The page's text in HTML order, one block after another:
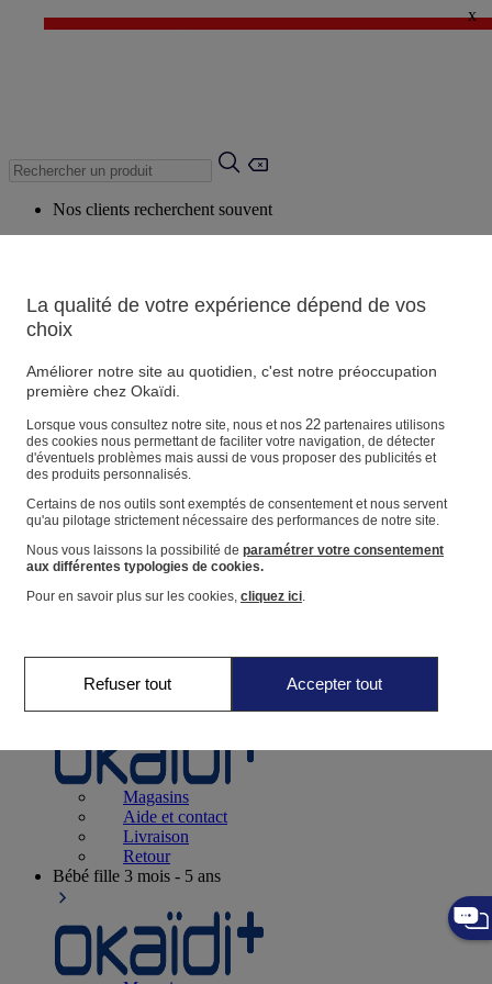
✨ LAST DAYS : Jusqu'à -60%* ✨
x
Nos clients recherchent souvent
Produits suggérés
Voir tous les produits
Magasin
Vos informations personnelles
Suivre une commande
Panier
Favoris
Naissance0-12 mois
Magasins
Aide et contact
Livraison
Retour
Bébé fille 3 mois - 5 ans
La qualité de votre expérience dépend de vos
choix
Améliorer notre site au quotidien, c'est notre préoccupation
première chez Okaïdi.
Lorsque vous consultez notre site, nous et nos 22partenaires utilisons
des cookies nous permettant de faciliter votre navigation, de détecter
d'éventuels problèmes mais aussi de vous proposer des publicités et
des produits personnalisés.
Certains de nos outils sont exemptés de consentement et nous servent
qu'au pilotage strictement nécessaire des performances de notre site.
Nous vous laissons la possibilité de paramétrer votre consentement
aux différentes typologies de cookies.
Pour en savoir plus sur les cookies, cliquez ici.
Refuser tout Accepter tout